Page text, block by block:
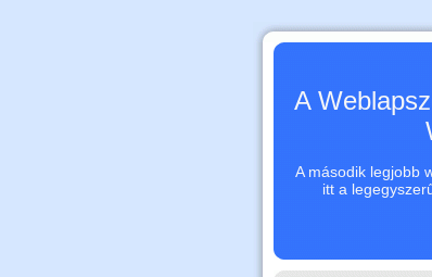
A
A második legjobb
itt a